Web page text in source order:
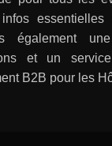
également
et un
B2B pour les